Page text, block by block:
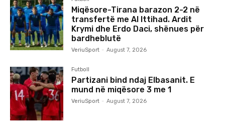
Miqësore-Tirana barazon 2-2 në
transfertë me Al Ittihad. Ardit
Krymi dhe Erdo Daci, shënues për
bardheblutë
VeriuSport - August 7, 2026
Futboll
Partizani bind ndaj Elbasanit. E
mund në miqësore 3 me 1
VeriuSport - August 7, 2026